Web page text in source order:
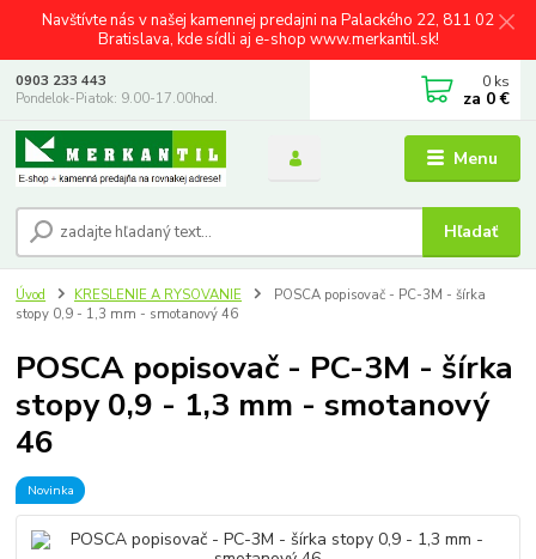
Navštívte nás v našej kamennej predajni na Palackého 22, 811 02
Bratislava, kde sídli aj e-shop www.merkantil.sk!
Menu
Hľadať
0903 233 443
Pondelok-Piatok: 9.00-17.00hod.
0 ks
za 0 €
Úvod KRESLENIE A RYSOVANIE
POSCA popisovač - PC-3M - šírka
stopy 0,9 - 1,3 mm - smotanový 46
POSCA popisovač - PC-3M - šírka
stopy 0,9 - 1,3 mm - smotanový
46
Novinka